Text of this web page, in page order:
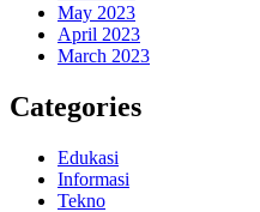
May 2023
April 2023
March 2023
Categories
Edukasi
Informasi
Tekno